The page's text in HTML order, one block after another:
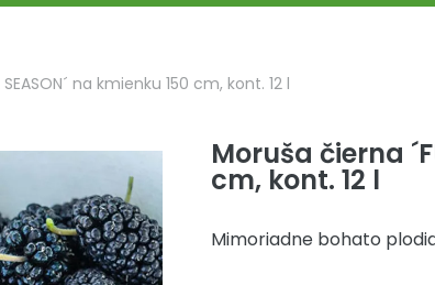
na kmienku 150 cm, kont. 12 l
Moruša čierna
cm, kont. 12 l
Mimoriadne bohato